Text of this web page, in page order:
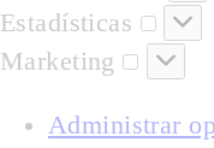
Estadísticas
Marketing
Administrar